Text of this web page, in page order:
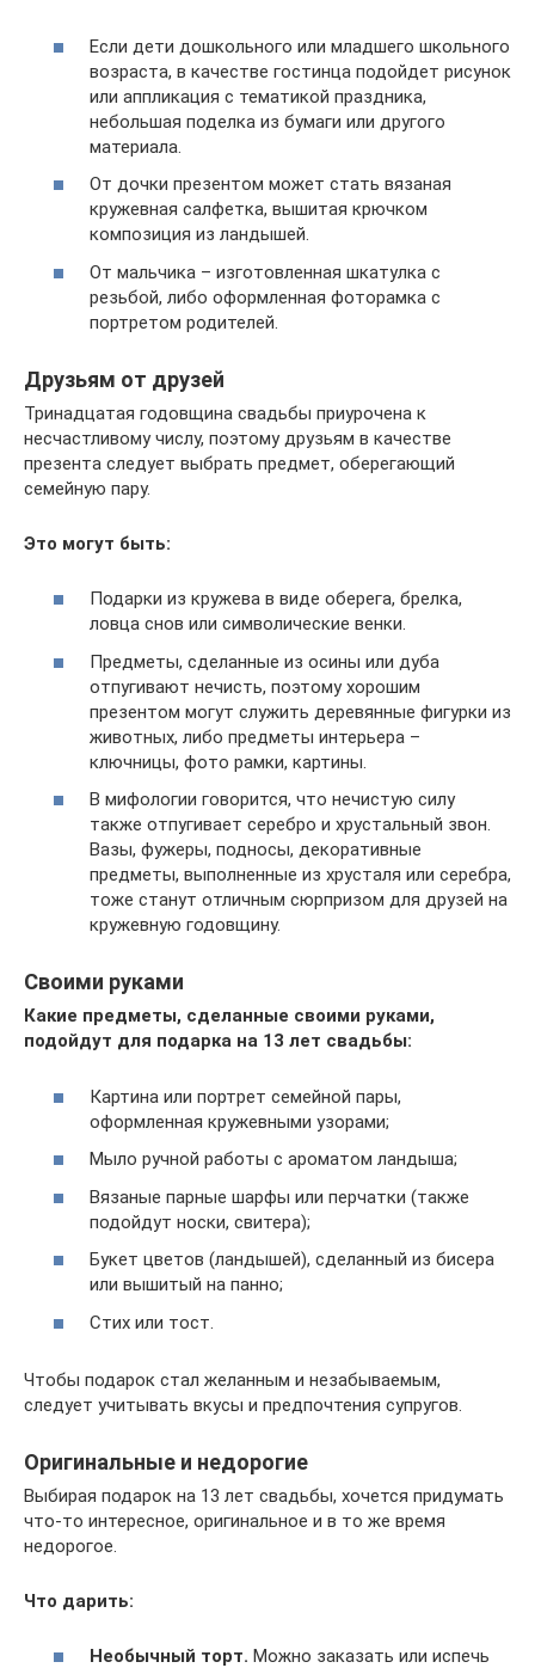
Если дети дошкольного или младшего школьного
возраста, в качестве гостинца подойдет рисунок
или аппликация с тематикой праздника,
небольшая поделка из бумаги или другого
материала.
От дочки презентом может стать вязаная
кружевная салфетка, вышитая крючком
композиция из ландышей.
От мальчика – изготовленная шкатулка с
резьбой, либо оформленная фоторамка с
портретом родителей.
Друзьям от друзей
Тринадцатая годовщина свадьбы приурочена к
несчастливому числу, поэтому друзьям в качестве
презента следует выбрать предмет, оберегающий
семейную пару.
Это могут быть:
Подарки из кружева в виде оберега, брелка,
ловца снов или символические венки.
Предметы, сделанные из осины или дуба
отпугивают нечисть, поэтому хорошим
презентом могут служить деревянные фигурки из
животных, либо предметы интерьера –
ключницы, фото рамки, картины.
В мифологии говорится, что нечистую силу
также отпугивает серебро и хрустальный звон.
Вазы, фужеры, подносы, декоративные
предметы, выполненные из хрусталя или серебра,
тоже станут отличным сюрпризом для друзей на
кружевную годовщину.
Своими руками
Какие предметы, сделанные своими руками,
подойдут для подарка на 13 лет свадьбы:
Картина или портрет семейной пары,
оформленная кружевными узорами;
Мыло ручной работы с ароматом ландыша;
Вязаные парные шарфы или перчатки (также
подойдут носки, свитера);
Букет цветов (ландышей), сделанный из бисера
или вышитый на панно;
Стих или тост.
Чтобы подарок стал желанным и незабываемым,
следует учитывать вкусы и предпочтения супругов.
Оригинальные и недорогие
Выбирая подарок на 13 лет свадьбы, хочется придумать
что-то интересное, оригинальное и в то же время
недорогое.
Что дарить:
Необычный торт. Можно заказать или испечь